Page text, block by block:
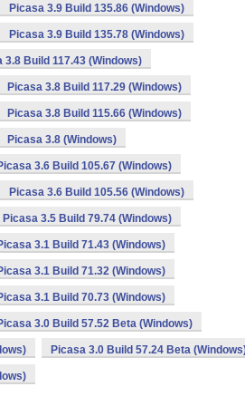
Picasa 3.9 Build 135.86 (Windows)
Picasa 3.9 Build 135.78 (Windows)
3.8 Build 117.43 (Windows)
Picasa 3.8 Build 117.29 (Windows)
Picasa 3.8 Build 115.66 (Windows)
Picasa 3.8 (Windows)
3.6 Build 105.67 (Windows)
Picasa 3.6 Build 105.56 (Windows)
Picasa 3.5 Build 79.74 (Windows)
3.1 Build 71.43 (Windows)
3.1 Build 71.32 (Windows)
3.1 Build 70.73 (Windows)
3.0 Build 57.52 Beta (Windows)
Picasa 3.0 Build 57.24 Beta